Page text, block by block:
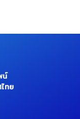
น์
ทย